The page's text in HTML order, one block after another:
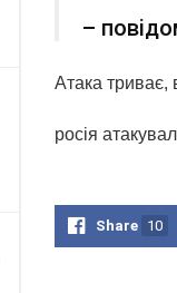
–
Атака триває,
росія
Share 10